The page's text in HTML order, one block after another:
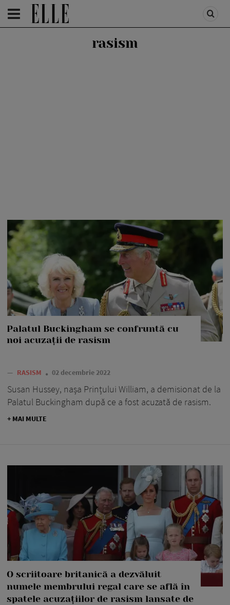
HOMEPAGE /PEOPLE
rasism
Palatul Buckingham se confruntă cu
noi acuzații de rasism
— RASISM 02 decembrie 2022
Susan Hussey, nașa Prințului William, a demisionat de la
Palatul Buckingham după ce a fost acuzată de rasism.
+ MAI MULTE
O scriitoare britanică a dezvăluit
numele membrului regal care se află în
spatele acuzațiilor de rasism lansate de